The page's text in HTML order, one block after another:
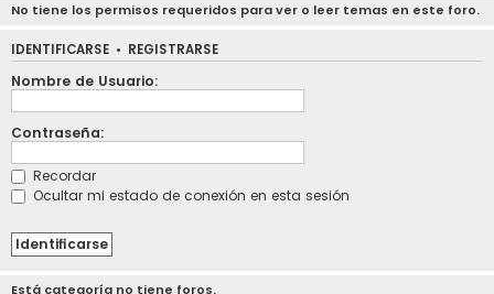
No tiene los permisos requeridos para ver o leer temas en este foro.
IDENTIFICARSE • REGISTRARSE
Nombre de Usuario:
Contraseña:
Recordar
Ocultar mi estado de conexión en esta sesión
Está categoría no tiene foros.